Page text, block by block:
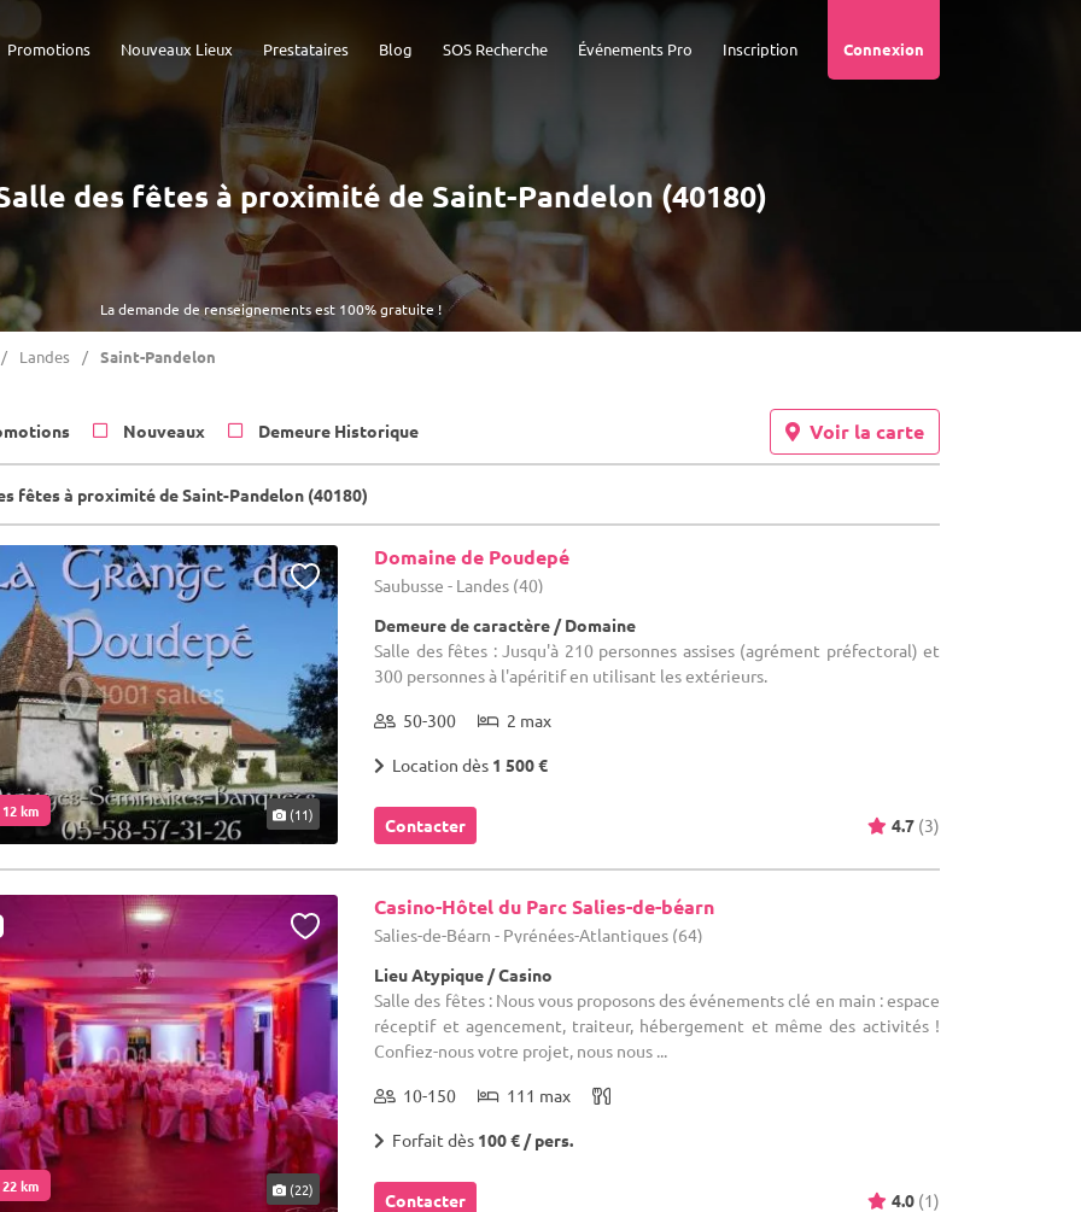
Connexion
Inscription
Événements Pro
SOS Recherche
Blog
Prestataires
Nouveaux Lieux
Promotions
La demande de renseignements est 100% gratuite !
des fêtes à proximité de Saint-Pandelon (40180)
Landes Saint-Pandelon
Nouveaux Demeure Historique Voir la carte
fêtes à proximité de Saint-Pandelon (40180)
km (11)
Domaine de Poudepé
Saubusse - Landes (40)
Demeure de caractère / Domaine
Salle des fêtes : Jusqu'à 210 personnes assises (agrément préfectoral) et
300 personnes à l'apéritif en utilisant les extérieurs.
50-300 2 max
Location dès 1 500 €
Contacter 4.7 (3)
km (22)
Casino-Hôtel du Parc Salies-de-béarn
Salies-de-Béarn - Pyrénées-Atlantiques (64)
Lieu Atypique / Casino
Salle des fêtes : Nous vous proposons des événements clé en main : espace
réceptif et agencement, traiteur, hébergement et même des activités !
Confiez-nous votre projet, nous nous ...
10-150 111 max
Forfait dès 100 € / pers.
Contacter 4.0 (1)